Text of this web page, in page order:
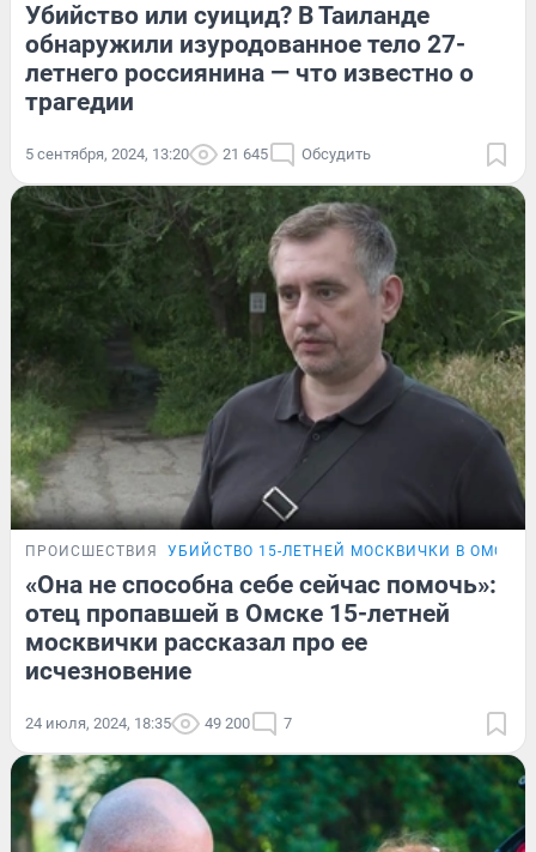
Убийство или суицид? В Таиланде
обнаружили изуродованное тело 27-
летнего россиянина — что известно о
трагедии
5 сентября, 2024, 13:20 21 645 Обсудить
ПРОИСШЕСТВИЯ УБИЙСТВО 15-ЛЕТНЕЙ МОСКВИЧКИ В ОМСКЕ
«Она не способна себе сейчас помочь»:
отец пропавшей в Омске 15-летней
москвички рассказал про ее
исчезновение
24 июля, 2024, 18:35 49 200 7